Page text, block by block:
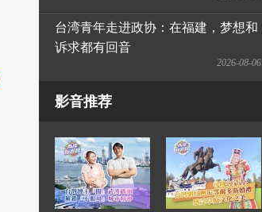
台湾青年走进政协：在福建，梦想和
诉求都有回音
2026-08-06
影音推荐